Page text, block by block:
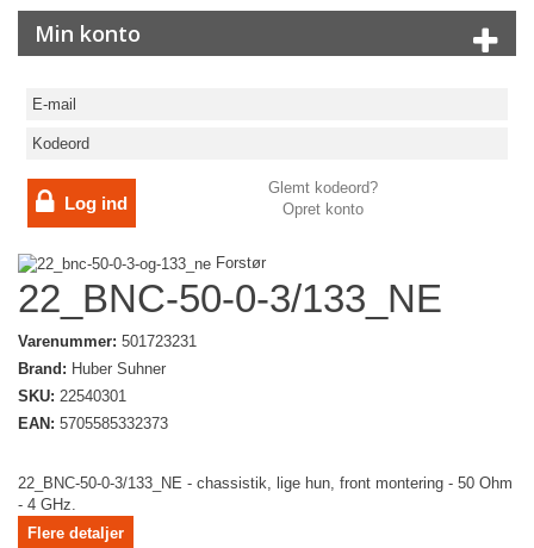
Min konto
Log ind
Glemt kodeord?
Opret konto
Forstør
22_BNC-50-0-3/133_NE
Varenummer: 501723231
Brand: Huber Suhner
SKU: 22540301
EAN: 5705585332373
22_BNC-50-0-3/133_NE - chassistik, lige hun, front montering - 50 Ohm
- 4 GHz.
Flere detaljer